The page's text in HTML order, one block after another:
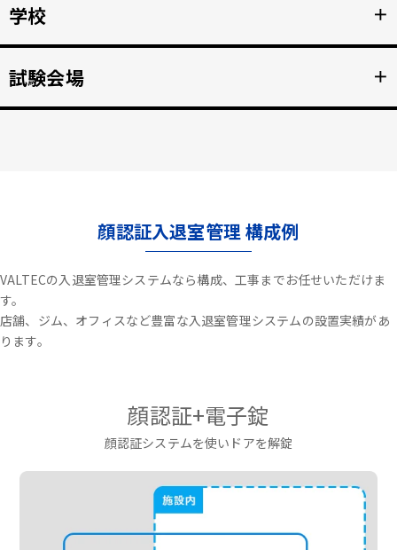
検知、スマホへの着信アラートで重大事故を防止。
詳細を見る >>
学校 ＋
詳細を見る >>
試験会場 ＋
顔認証入退室管理 構成例
VALTECの入退室管理システムなら構成、工事までお任せいただけま
す。
店舗、ジム、オフィスなど豊富な入退室管理システムの設置実績があ
ります。
顔認証+電子錠
顔認証システムを使いドアを解錠